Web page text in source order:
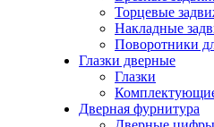
Торцевые
Накладные
Поворотники
Глазки дверные
Глазки
Дверная фурнитура